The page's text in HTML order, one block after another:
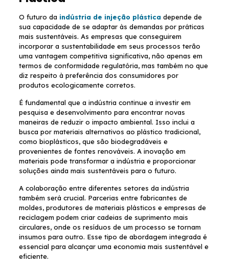
O futuro da indústria de injeção plásticadepende de
sua capacidade de se adaptar às demandas por práticas
mais sustentáveis. As empresas que conseguirem
incorporar a sustentabilidade em seus processos terão
uma vantagem competitiva significativa, não apenas em
termos de conformidade regulatória, mas também no que
diz respeito à preferência dos consumidores por
produtos ecologicamente corretos.
É fundamental que a indústria continue a investir em
pesquisa e desenvolvimento para encontrar novas
maneiras de reduzir o impacto ambiental. Isso inclui a
busca por materiais alternativos ao plástico tradicional,
como bioplásticos, que são biodegradáveis e
provenientes de fontes renováveis. A inovação em
materiais pode transformar a indústria e proporcionar
soluções ainda mais sustentáveis para o futuro.
A colaboração entre diferentes setores da indústria
também será crucial. Parcerias entre fabricantes de
moldes, produtores de materiais plásticos e empresas de
reciclagem podem criar cadeias de suprimento mais
circulares, onde os resíduos de um processo se tornam
insumos para outro. Esse tipo de abordagem integrada é
essencial para alcançar uma economia mais sustentável e
eficiente.